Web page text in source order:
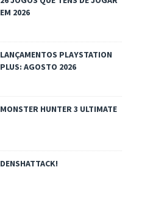
EM 2026
LANÇAMENTOS PLAYSTATION
PLUS: AGOSTO 2026
MONSTER HUNTER 3 ULTIMATE
DENSHATTACK!